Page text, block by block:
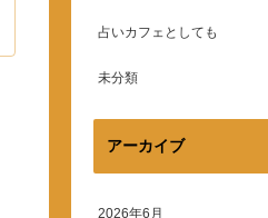
占いカフェとしても
未分類
アーカイブ
2026年6月